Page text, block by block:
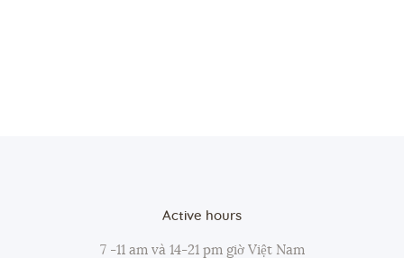
Active hours
7 -11 am và 14-21 pm giờ Việt Nam